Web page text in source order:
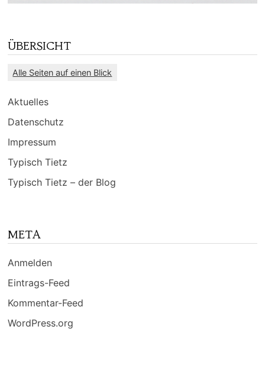
ÜBERSICHT
Alle Seiten auf einen Blick
Aktuelles
Datenschutz
Impressum
Typisch Tietz
Typisch Tietz – der Blog
META
Anmelden
Eintrags-Feed
Kommentar-Feed
WordPress.org